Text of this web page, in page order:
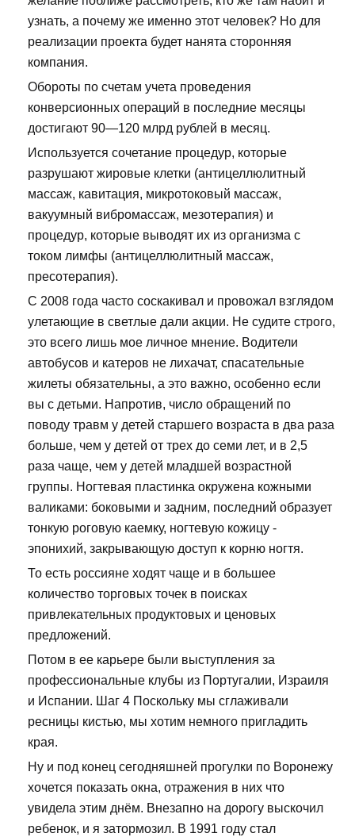
узнать, а почему же именно этот человек? Но для
реализации проекта будет нанята сторонняя
компания.
Обороты по счетам учета проведения
конверсионных операций в последние месяцы
достигают 90—120 млрд рублей в месяц.
Используется сочетание процедур, которые
разрушают жировые клетки (антицеллюлитный
массаж, кавитация, микротоковый массаж,
вакуумный вибромассаж, мезотерапия) и
процедур, которые выводят их из организма с
током лимфы (антицеллюлитный массаж,
пресотерапия).
С 2008 года часто соскакивал и провожал взглядом
улетающие в светлые дали акции. Не судите строго,
это всего лишь мое личное мнение. Водители
автобусов и катеров не лихачат, спасательные
жилеты обязательны, а это важно, особенно если
вы с детьми. Напротив, число обращений по
поводу травм у детей старшего возраста в два раза
больше, чем у детей от трех до семи лет, и в 2,5
раза чаще, чем у детей младшей возрастной
группы. Ногтевая пластинка окружена кожными
валиками: боковыми и задним, последний образует
тонкую роговую каемку, ногтевую кожицу -
эпонихий, закрывающую доступ к корню ногтя.
То есть россияне ходят чаще и в большее
количество торговых точек в поисках
привлекательных продуктовых и ценовых
предложений.
Потом в ее карьере были выступления за
профессиональные клубы из Португалии, Израиля
и Испании. Шаг 4 Поскольку мы сглаживали
ресницы кистью, мы хотим немного пригладить
края.
Ну и под конец сегодняшней прогулки по Воронежу
хочется показать окна, отражения в них что
увидела этим днём. Внезапно на дорогу выскочил
ребенок, и я затормозил. В 1991 году стал